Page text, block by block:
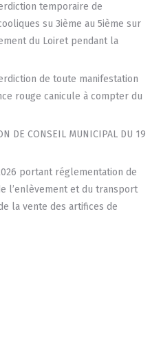
temporaire de
su 3ième au 5ième sur
du Loiret pendant la
de toute manifestation
rouge canicule à compter du
DE CONSEIL MUNICIPAL DU 19
portant réglementation de
l’enlèvement et du transport
la vente des artifices de